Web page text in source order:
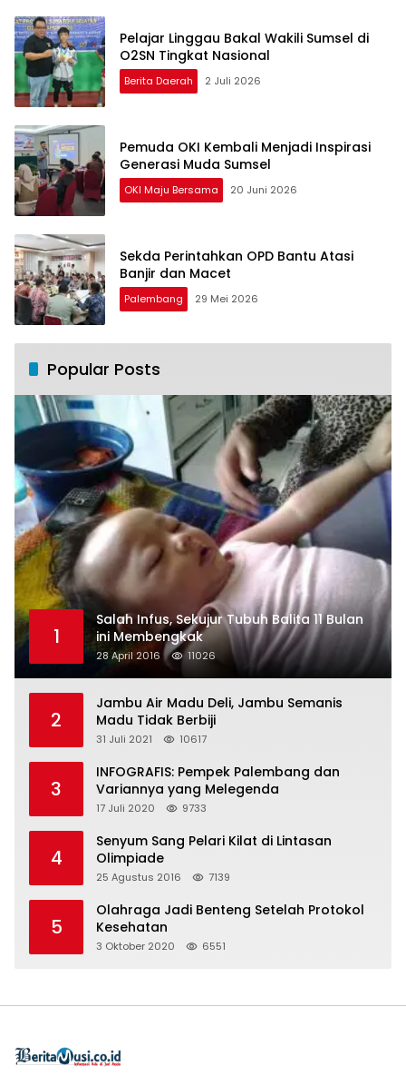
Pelajar Linggau Bakal Wakili Sumsel di
O2SN Tingkat Nasional
Berita Daerah 2 Juli 2026
Pemuda OKI Kembali Menjadi Inspirasi
Generasi Muda Sumsel
OKI Maju Bersama 20 Juni 2026
Sekda Perintahkan OPD Bantu Atasi
Banjir dan Macet
Palembang 29 Mei 2026
Popular Posts
1
Salah Infus, Sekujur Tubuh Balita 11 Bulan
ini Membengkak
28 April 2016 11026
2
Jambu Air Madu Deli, Jambu Semanis
Madu Tidak Berbiji
31 Juli 2021 10617
3
INFOGRAFIS: Pempek Palembang dan
Variannya yang Melegenda
17 Juli 2020 9733
4
Senyum Sang Pelari Kilat di Lintasan
Olimpiade
25 Agustus 2016 7139
5
Olahraga Jadi Benteng Setelah Protokol
Kesehatan
3 Oktober 2020 6551